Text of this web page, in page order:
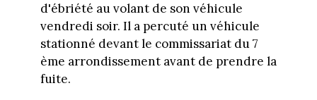
d'ébriété au volant de son véhicule
vendredi soir. Il a percuté un véhicule
stationné devant le commissariat du 7
ème arrondissement avant de prendre la
fuite.